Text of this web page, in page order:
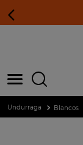
Blancos